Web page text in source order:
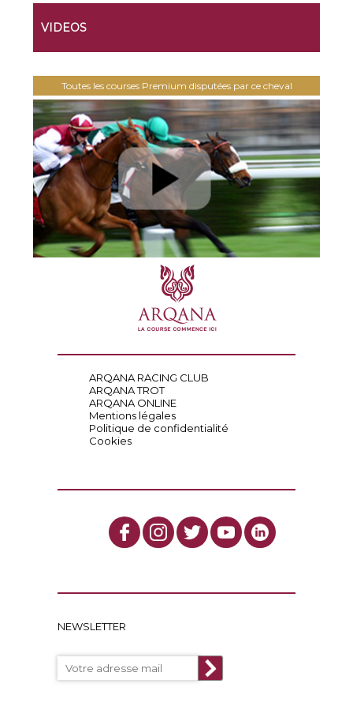
VIDEOS
Toutes les courses Premium disputées par ce cheval
ARQANA RACING CLUB
ARQANA TROT
ARQANA ONLINE
Mentions légales
Politique de confidentialité
Cookies
NEWSLETTER